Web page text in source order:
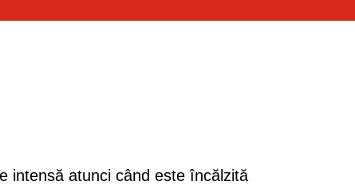
intensă atunci când este încălzită